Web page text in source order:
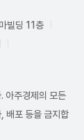
빌딩 11층
아주경제의 모든
배포 등을 금지합